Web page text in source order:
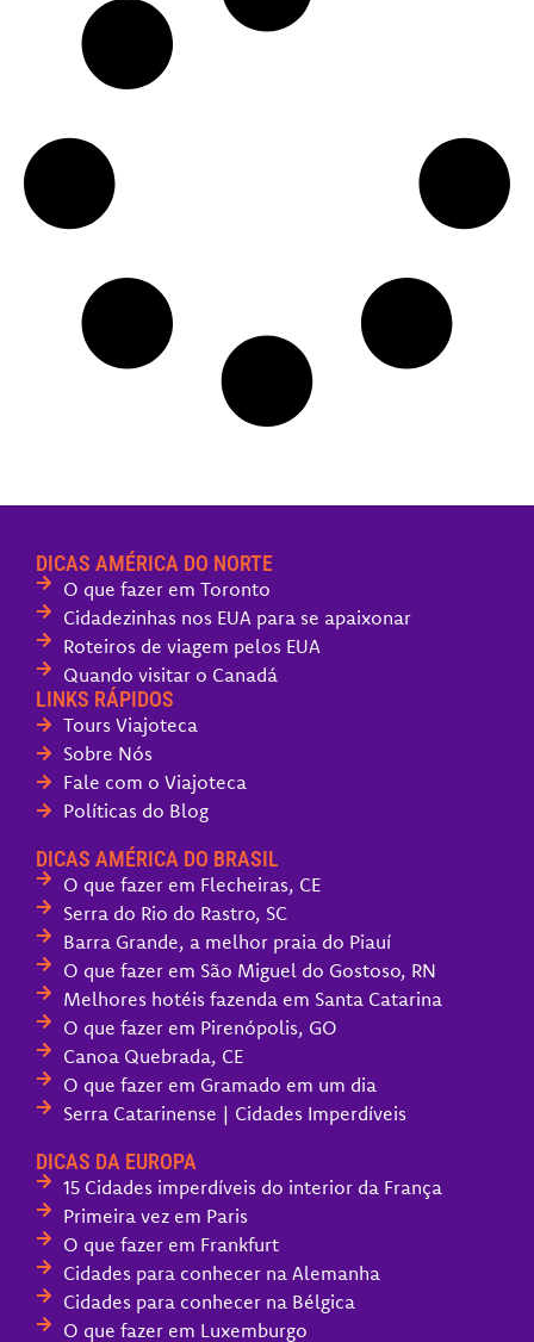
DICAS AMÉRICA DO NORTE
O que fazer em Toronto
Cidadezinhas nos EUA para se apaixonar
Roteiros de viagem pelos EUA
Quando visitar o Canadá
LINKS RÁPIDOS
Tours Viajoteca
Sobre Nós
Fale com o Viajoteca
Políticas do Blog
DICAS AMÉRICA DO BRASIL
O que fazer em Flecheiras, CE
Serra do Rio do Rastro, SC
Barra Grande, a melhor praia do Piauí
O que fazer em São Miguel do Gostoso, RN
Melhores hotéis fazenda em Santa Catarina
O que fazer em Pirenópolis, GO
Canoa Quebrada, CE
O que fazer em Gramado em um dia
Serra Catarinense | Cidades Imperdíveis
DICAS DA EUROPA
15 Cidades imperdíveis do interior da França
Primeira vez em Paris
O que fazer em Frankfurt
Cidades para conhecer na Alemanha
Cidades para conhecer na Bélgica
O que fazer em Luxemburgo